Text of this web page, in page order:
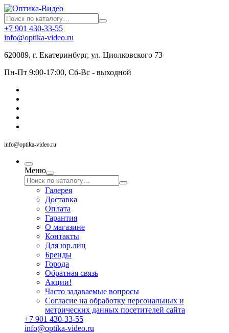
+7 901 430-33-55
info@optika-video.ru
620089, г. Екатеринбург, ул. Циолковского 73
Пн-Пт 9:00-17:00, Сб-Вс - выходной
info@optika-video.ru
Меню
Галерея
Доставка
Оплата
Гарантия
О магазине
Контакты
Для юр.лиц
Бренды
Города
Обратная связь
Акции!
Часто задаваемые вопросы
Согласие на обработку персональных и
метрических данных посетителей сайта
+7 901 430-33-55
info@optika-video.ru